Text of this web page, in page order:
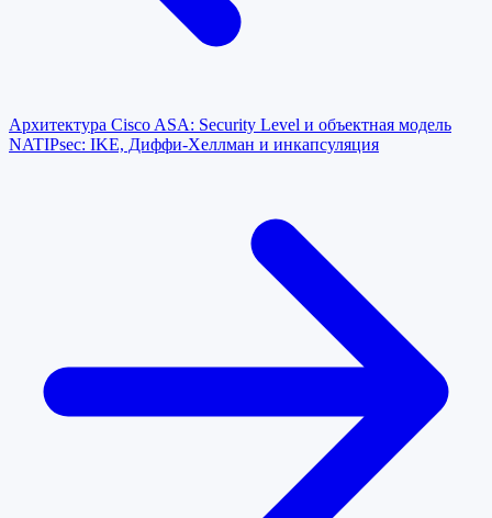
Архитектура Cisco ASA: Security Level и объектная модель
NATIPsec: IKE, Диффи-Хеллман и инкапсуляция